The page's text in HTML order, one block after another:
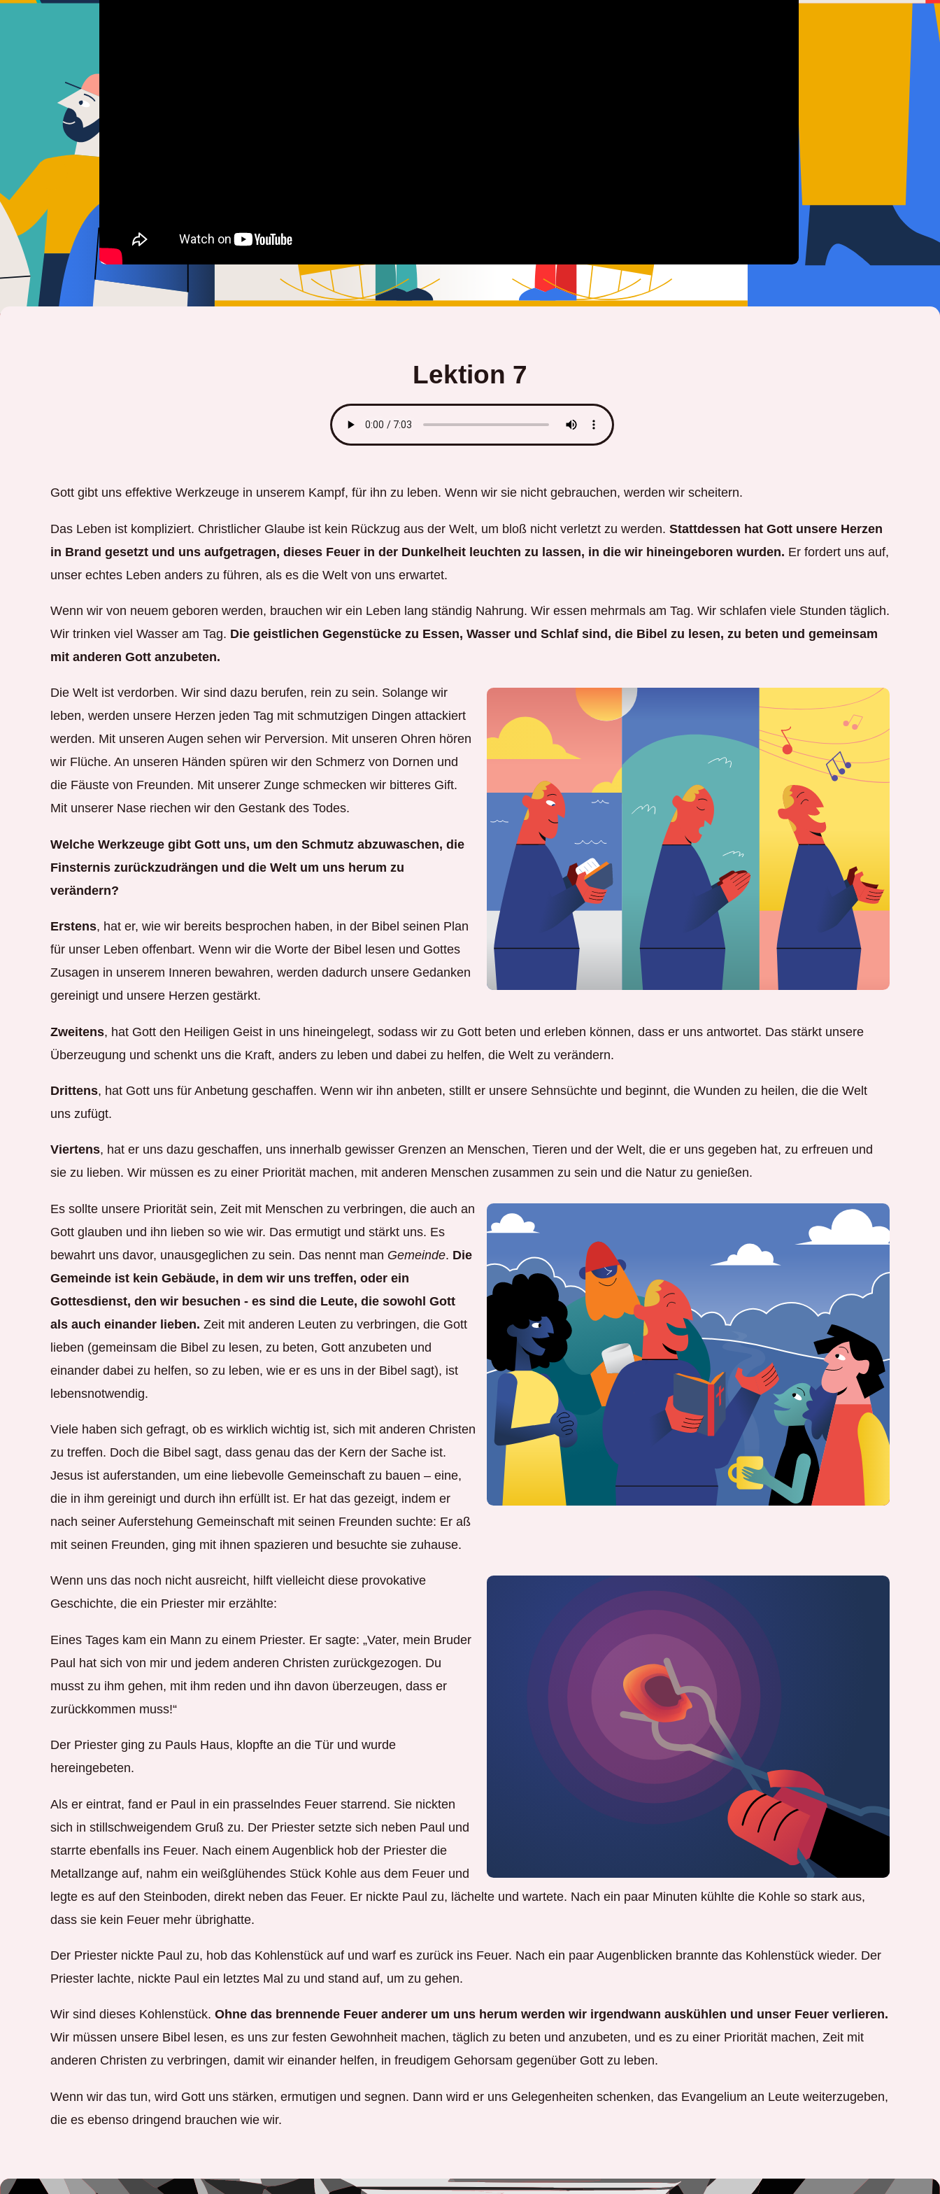
Lektion 7
Gott gibt uns effektive Werkzeuge in unserem Kampf, für ihn zu leben. Wenn wir sie nicht gebrauchen, werden wir scheitern.
Das Leben ist kompliziert. Christlicher Glaube ist kein Rückzug aus der Welt, um bloß nicht verletzt zu werden. Stattdessen hat Gott unsere Herzen
in Brand gesetzt und uns aufgetragen, dieses Feuer in der Dunkelheit leuchten zu lassen, in die wir hineingeboren wurden. Er fordert uns auf,
unser echtes Leben anders zu führen, als es die Welt von uns erwartet.
Wenn wir von neuem geboren werden, brauchen wir ein Leben lang ständig Nahrung. Wir essen mehrmals am Tag. Wir schlafen viele Stunden täglich.
Wir trinken viel Wasser am Tag. Die geistlichen Gegenstücke zu Essen, Wasser und Schlaf sind, die Bibel zu lesen, zu beten und gemeinsam
mit anderen Gott anzubeten.
Die Welt ist verdorben. Wir sind dazu berufen, rein zu sein. Solange wir
leben, werden unsere Herzen jeden Tag mit schmutzigen Dingen attackiert
werden. Mit unseren Augen sehen wir Perversion. Mit unseren Ohren hören
wir Flüche. An unseren Händen spüren wir den Schmerz von Dornen und
die Fäuste von Freunden. Mit unserer Zunge schmecken wir bitteres Gift.
Mit unserer Nase riechen wir den Gestank des Todes.
Welche Werkzeuge gibt Gott uns, um den Schmutz abzuwaschen, die
Finsternis zurückzudrängen und die Welt um uns herum zu
verändern?
Erstens, hat er, wie wir bereits besprochen haben, in der Bibel seinen Plan
für unser Leben offenbart. Wenn wir die Worte der Bibel lesen und Gottes
Zusagen in unserem Inneren bewahren, werden dadurch unsere Gedanken
gereinigt und unsere Herzen gestärkt.
Zweitens, hat Gott den Heiligen Geist in uns hineingelegt, sodass wir zu Gott beten und erleben können, dass er uns antwortet. Das stärkt unsere
Überzeugung und schenkt uns die Kraft, anders zu leben und dabei zu helfen, die Welt zu verändern.
Drittens, hat Gott uns für Anbetung geschaffen. Wenn wir ihn anbeten, stillt er unsere Sehnsüchte und beginnt, die Wunden zu heilen, die die Welt
uns zufügt.
Viertens, hat er uns dazu geschaffen, uns innerhalb gewisser Grenzen an Menschen, Tieren und der Welt, die er uns gegeben hat, zu erfreuen und
sie zu lieben. Wir müssen es zu einer Priorität machen, mit anderen Menschen zusammen zu sein und die Natur zu genießen.
Es sollte unsere Priorität sein, Zeit mit Menschen zu verbringen, die auch an
Gott glauben und ihn lieben so wie wir. Das ermutigt und stärkt uns. Es
bewahrt uns davor, unausgeglichen zu sein. Das nennt man Gemeinde. Die
Gemeinde ist kein Gebäude, in dem wir uns treffen, oder ein
Gottesdienst, den wir besuchen - es sind die Leute, die sowohl Gott
als auch einander lieben. Zeit mit anderen Leuten zu verbringen, die Gott
lieben (gemeinsam die Bibel zu lesen, zu beten, Gott anzubeten und
einander dabei zu helfen, so zu leben, wie er es uns in der Bibel sagt), ist
lebensnotwendig.
Viele haben sich gefragt, ob es wirklich wichtig ist, sich mit anderen Christen
zu treffen. Doch die Bibel sagt, dass genau das der Kern der Sache ist.
Jesus ist auferstanden, um eine liebevolle Gemeinschaft zu bauen – eine,
die in ihm gereinigt und durch ihn erfüllt ist. Er hat das gezeigt, indem er
nach seiner Auferstehung Gemeinschaft mit seinen Freunden suchte: Er aß
mit seinen Freunden, ging mit ihnen spazieren und besuchte sie zuhause.
Wenn uns das noch nicht ausreicht, hilft vielleicht diese provokative
Geschichte, die ein Priester mir erzählte:
Eines Tages kam ein Mann zu einem Priester. Er sagte: „Vater, mein Bruder
Paul hat sich von mir und jedem anderen Christen zurückgezogen. Du
musst zu ihm gehen, mit ihm reden und ihn davon überzeugen, dass er
zurückkommen muss!“
Der Priester ging zu Pauls Haus, klopfte an die Tür und wurde
hereingebeten.
Als er eintrat, fand er Paul in ein prasselndes Feuer starrend. Sie nickten
sich in stillschweigendem Gruß zu. Der Priester setzte sich neben Paul und
starrte ebenfalls ins Feuer. Nach einem Augenblick hob der Priester die
Metallzange auf, nahm ein weißglühendes Stück Kohle aus dem Feuer und
legte es auf den Steinboden, direkt neben das Feuer. Er nickte Paul zu, lächelte und wartete. Nach ein paar Minuten kühlte die Kohle so stark aus,
dass sie kein Feuer mehr übrighatte.
Der Priester nickte Paul zu, hob das Kohlenstück auf und warf es zurück ins Feuer. Nach ein paar Augenblicken brannte das Kohlenstück wieder. Der
Priester lachte, nickte Paul ein letztes Mal zu und stand auf, um zu gehen.
Wir sind dieses Kohlenstück. Ohne das brennende Feuer anderer um uns herum werden wir irgendwann auskühlen und unser Feuer verlieren.
Wir müssen unsere Bibel lesen, es uns zur festen Gewohnheit machen, täglich zu beten und anzubeten, und es zu einer Priorität machen, Zeit mit
anderen Christen zu verbringen, damit wir einander helfen, in freudigem Gehorsam gegenüber Gott zu leben.
Wenn wir das tun, wird Gott uns stärken, ermutigen und segnen. Dann wird er uns Gelegenheiten schenken, das Evangelium an Leute weiterzugeben,
die es ebenso dringend brauchen wie wir.